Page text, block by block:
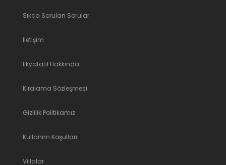
Sıkça Sorulan Sorular
İletişim
likyatatil Hakkında
Kiralama Sözleşmesi
Gizlilik Politikamız
Kullanım Koşulları
Villalar